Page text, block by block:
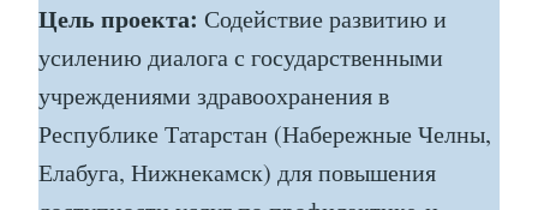
Цель проекта: Содействие развитию и
усилению диалога с государственными
учреждениями здравоохранения в
Республике Татарстан (Набережные Челны,
Елабуга, Нижнекамск) для повышения